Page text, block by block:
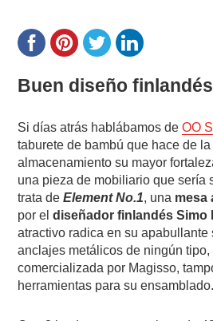
Buen diseño finlandés
Si días atrás hablábamos deOO
taburete de bambú que hace de
almacenamiento su mayor
una pieza de mobiliario que sería
trata deElement No.1, una mesa
por eldiseñador finlandés Simo
atractivo radica en su apabullante
anclajes metálicos de ningún tipo,
comercializada por Magisso,
herramientas para su ensamblado.